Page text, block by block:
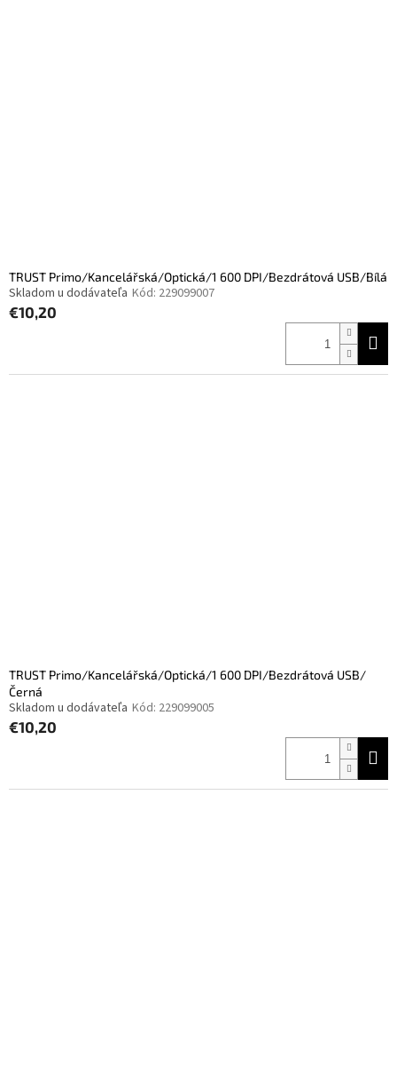
TRUST Primo/Kancelářská/Optická/1 600 DPI/Bezdrátová USB/Bílá
Skladom u dodávateľa Kód: 229099007
€10,20
TRUST Primo/Kancelářská/Optická/1 600 DPI/Bezdrátová USB/
Černá
Skladom u dodávateľa Kód: 229099005
€10,20